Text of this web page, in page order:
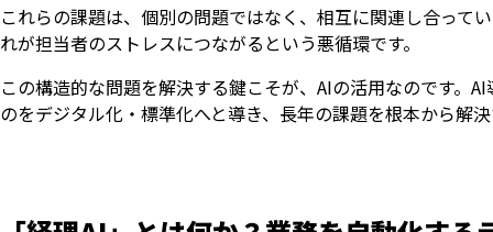
これらの課題は、個別の問題ではなく、相互に関連し合って
れが担当者のストレスにつながるという悪循環です。
この構造的な問題を解決する鍵こそが、AIの活用なのです。
のをデジタル化・標準化へと導き、長年の課題を根本から解